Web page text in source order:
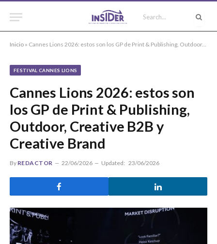
Inicio » Cannes Lions 2026: estos son los GP de Print & Publishing, Outdoor, Creative B2B y Creative Brand
FESTIVAL CANNES LIONS
Cannes Lions 2026: estos son
los GP de Print & Publishing,
Outdoor, Creative B2B y
Creative Brand
By REDACTOR 22/06/2026 Updated: 23/06/2026